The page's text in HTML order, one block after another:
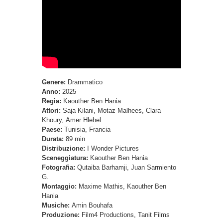
Genere: Drammatico
Anno: 2025
Regia: Kaouther Ben Hania
Attori: Saja Kilani, Motaz Malhees, Clara
Khoury, Amer Hlehel
Paese: Tunisia, Francia
Durata: 89 min
Distribuzione:
I Wonder Pictures
Sceneggiatura: Kaouther Ben Hania
Fotografia: Qutaiba Barhamji, Juan Sarmiento
G.
Montaggio: Maxime Mathis, Kaouther Ben
Hania
Musiche: Amin Bouhafa
Produzione: Film4 Productions, Tanit Films